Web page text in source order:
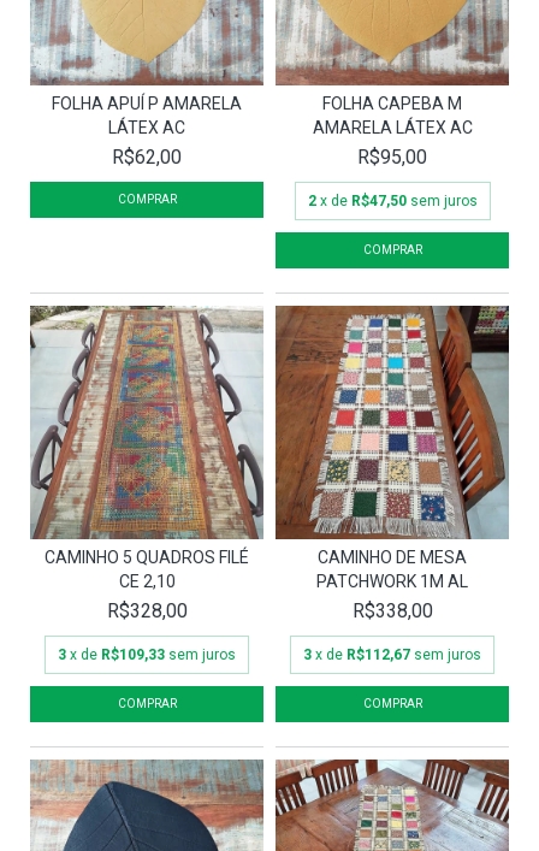
FOLHA APUÍ P AMARELA
LÁTEX AC
R$62,00
FOLHA CAPEBA M
AMARELA LÁTEX AC
R$95,00
2 x de R$47,50 sem juros
CAMINHO 5 QUADROS FILÉ
CE 2,10
R$328,00
3 x de R$109,33 sem juros
CAMINHO DE MESA
PATCHWORK 1M AL
R$338,00
3 x de R$112,67 sem juros